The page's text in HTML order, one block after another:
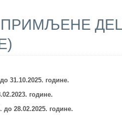
до 31.10.2025. године.
године.
до 28.02.2025. године.